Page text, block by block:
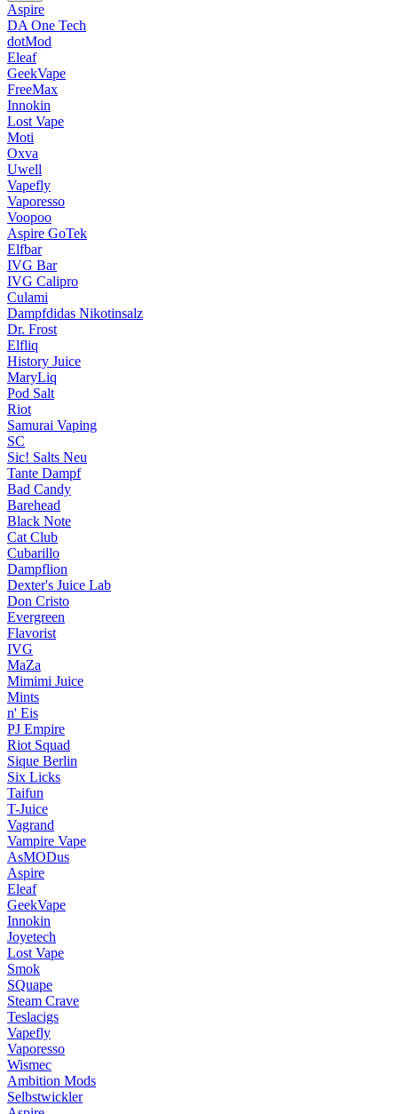
Aspire
DA One Tech
dotMod
Eleaf
GeekVape
FreeMax
Innokin
Lost Vape
Moti
Oxva
Uwell
Vapefly
Vaporesso
Voopoo
Aspire GoTek
Elfbar
IVG Bar
IVG Calipro
Culami
Dampfdidas Nikotinsalz
Dr. Frost
Elfliq
History Juice
MaryLiq
Pod Salt
Riot
Samurai Vaping
SC
Sic! Salts Neu
Tante Dampf
Bad Candy
Barehead
Black Note
Cat Club
Cubarillo
Dampflion
Dexter's Juice Lab
Don Cristo
Evergreen
Flavorist
IVG
MaZa
Mimimi Juice
Mints
n' Eis
PJ Empire
Riot Squad
Sique Berlin
Six Licks
Taifun
T-Juice
Vagrand
Vampire Vape
AsMODus
Aspire
Eleaf
GeekVape
Innokin
Joyetech
Lost Vape
Smok
SQuape
Steam Crave
Teslacigs
Vapefly
Vaporesso
Wismec
Ambition Mods
Selbstwickler